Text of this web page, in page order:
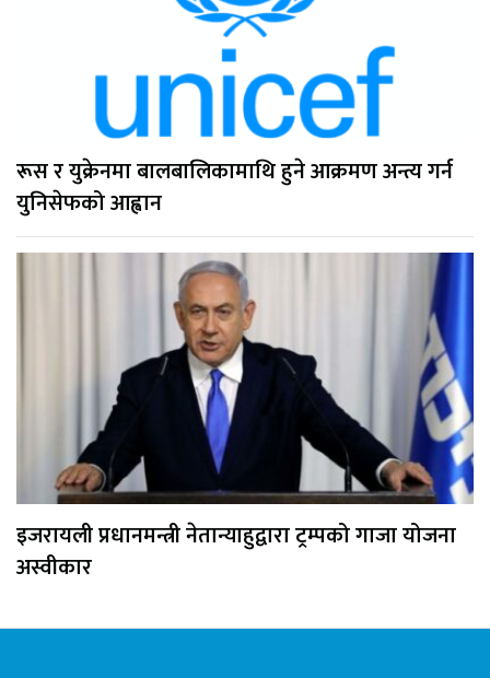
रूस र युक्रेनमा बालबालिकामाथि हुने आक्रमण अन्त्य गर्न
युनिसेफको आह्वान
इजरायली प्रधानमन्त्री नेतान्याहुद्वारा ट्रम्पको गाजा योजना
अस्वीकार